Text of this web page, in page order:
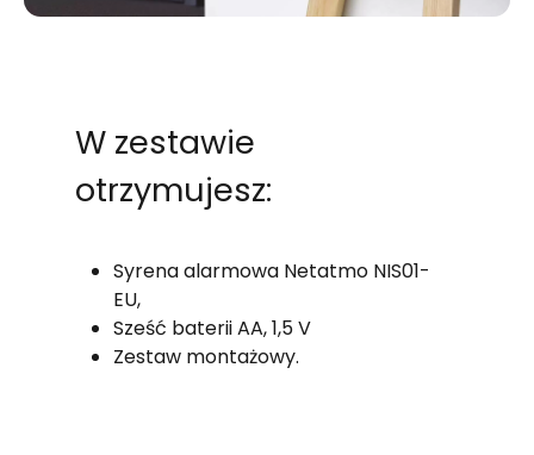
W zestawie
otrzymujesz:
Syrena alarmowa Netatmo NIS01-
EU,
Sześć baterii AA, 1,5 V
Zestaw montażowy.